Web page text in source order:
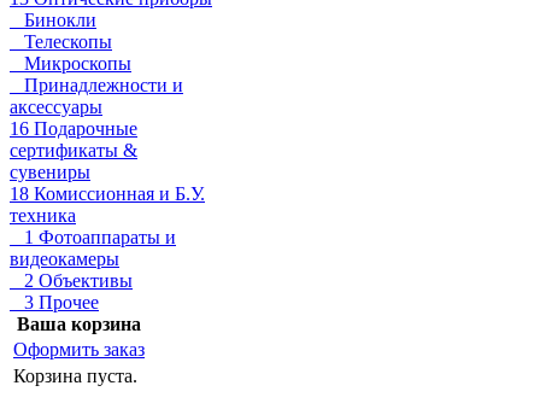
Бинокли
Телескопы
Микроскопы
Принадлежности и
аксессуары
16 Подарочные
сертификаты &
сувениры
18 Комиссионная и Б.У.
техника
1 Фотоаппараты и
видеокамеры
2 Объективы
3 Прочее
Ваша корзина
Оформить заказ
Корзина пуста.